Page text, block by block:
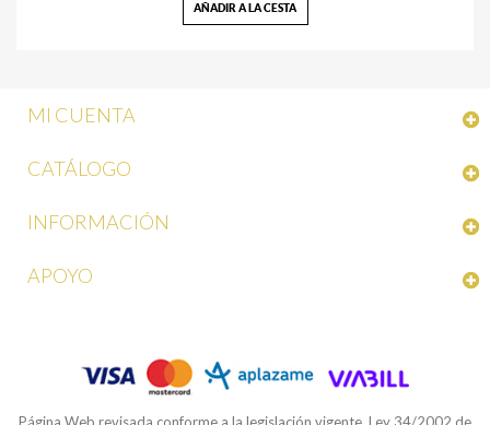
AÑADIR A LA CESTA
MI CUENTA
CATÁLOGO
INFORMACIÓN
APOYO